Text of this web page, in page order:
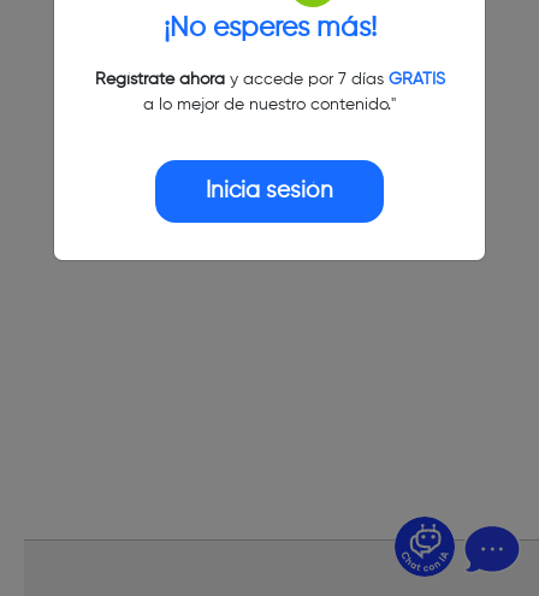
¡No esperes más!
Regístrate ahoray accede por 7 días GRATIS
a lo mejor de nuestro contenido."
Inicia sesión